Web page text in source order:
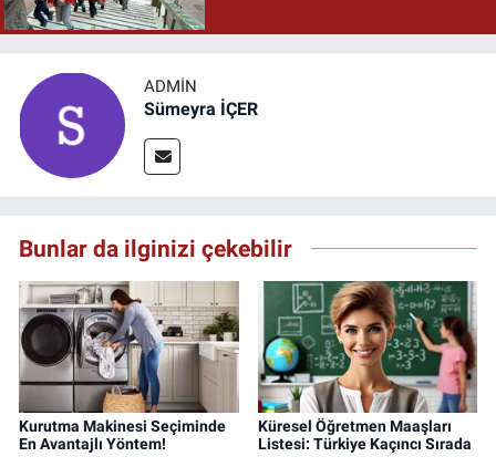
ADMIN
Sümeyra İÇER
Bunlar da ilginizi çekebilir
Kurutma Makinesi Seçiminde
En Avantajlı Yöntem!
Küresel Öğretmen Maaşları
Listesi: Türkiye Kaçıncı Sırada